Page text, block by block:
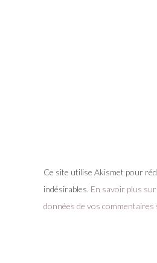
Ce site utilise Akismet pour
indésirables. En savoir plus
données de vos